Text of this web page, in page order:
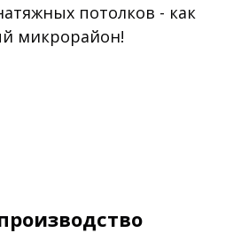
потолков - как
микрорайон!